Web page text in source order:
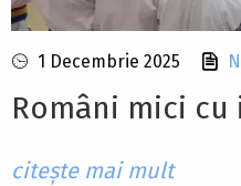
1 Decembrie 2025
Români mici
citește mai mult